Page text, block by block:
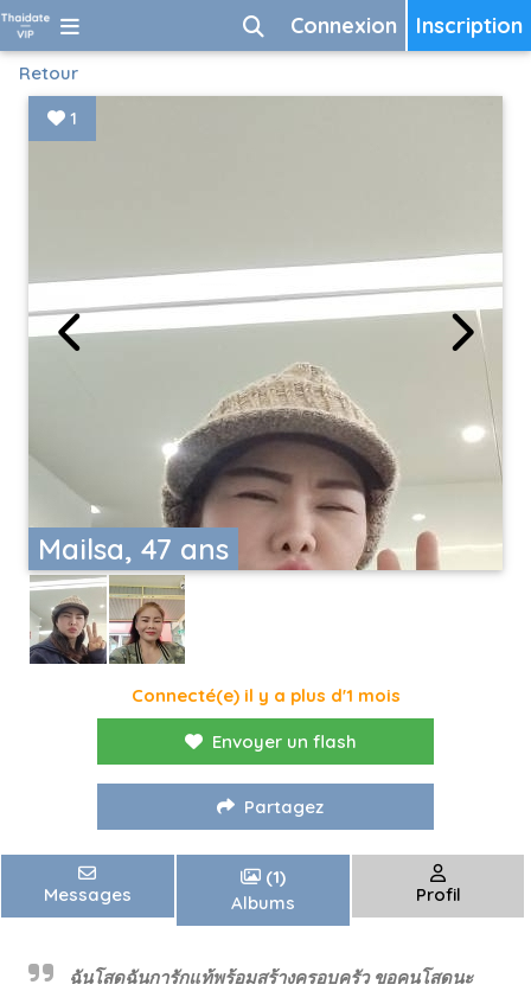
Inscription
Connexion
Retour
Mailsa, 47 ans
1
Connecté(e) il y a plus d'1 mois
Envoyer un flash
Partagez
Messages
(1)
Albums
Profil
ฉันโสดฉันการักแท้พร้อมสร้างครอบครัว ขอคนโสดนะ